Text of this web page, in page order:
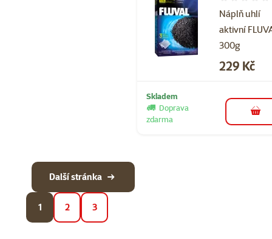
Náplň uhlí
aktivní
300g
Cena
229 Kč
Skladem
Doprava
zdarma
do
1 2 3
Další stránka